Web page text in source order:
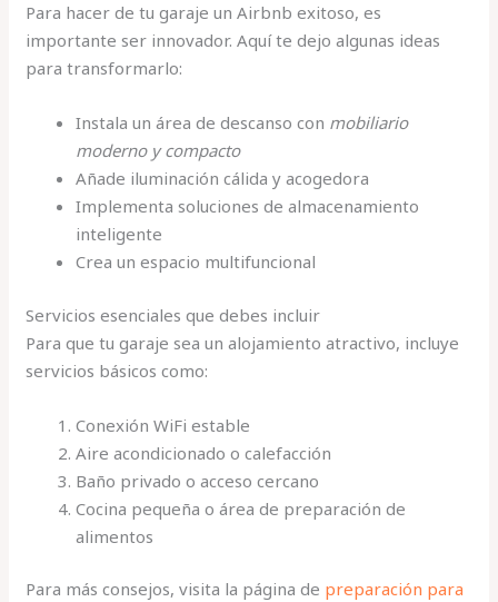
Para hacer de tu garaje un Airbnb exitoso, es
importante ser innovador. Aquí te dejo algunas ideas
para transformarlo:
Instala un área de descanso con mobiliario
moderno y compacto
Añade iluminación cálida y acogedora
Implementa soluciones de almacenamiento
inteligente
Crea un espacio multifuncional
Servicios esenciales que debes incluir
Para que tu garaje sea un alojamiento atractivo, incluye
servicios básicos como:
Conexión WiFi estable
Aire acondicionado o calefacción
Baño privado o acceso cercano
Cocina pequeña o área de preparación de
alimentos
Para más consejos, visita la página de preparación para